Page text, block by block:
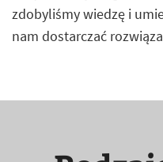
zdobyliśmy wiedzę i
nam dostarczać